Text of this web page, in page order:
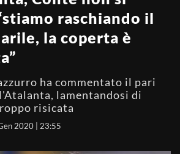
raschiando il
la coperta è
ha commentato il pari
lamentandosi di
risicata
2020 | 23:55